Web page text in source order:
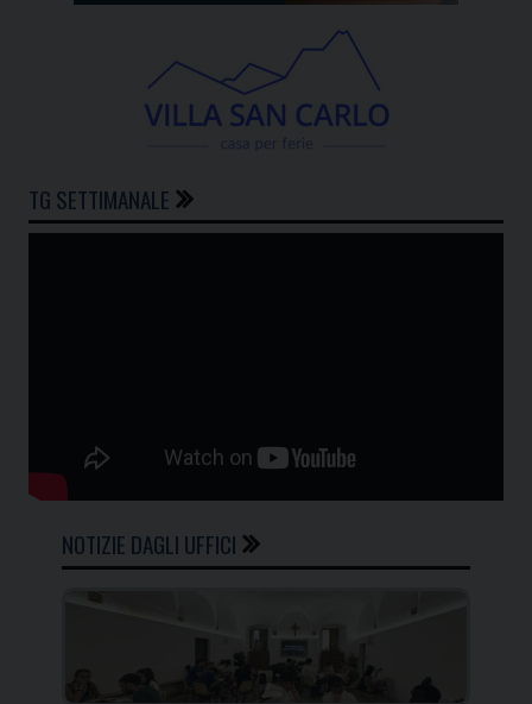
TG SETTIMANALE
NOTIZIE DAGLI UFFICI